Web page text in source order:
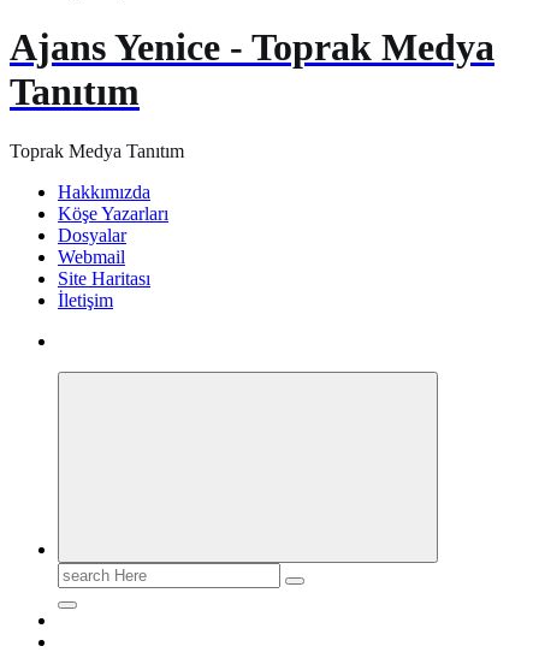
Ajans Yenice - Toprak Medya
Tanıtım
Toprak Medya Tanıtım
Hakkımızda
Köşe Yazarları
Dosyalar
Webmail
Site Haritası
İletişim
Search
for: